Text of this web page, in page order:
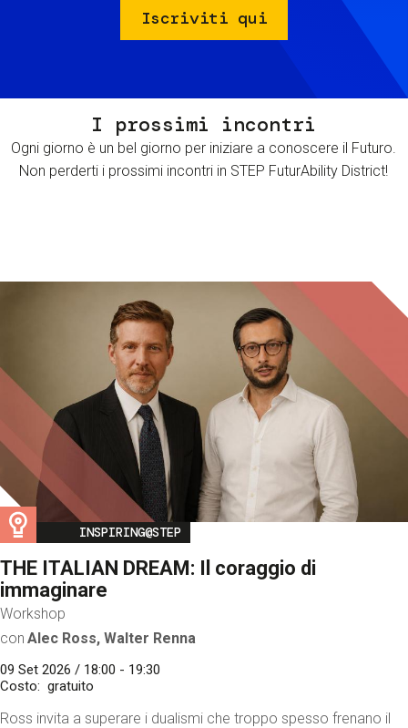
Iscriviti qui
I prossimi incontri
Ogni giorno è un bel giorno per iniziare a conoscere il Futuro.
Non perderti i prossimi incontri in STEP FuturAbility District!
Image
INSPIRING@STEP
THE ITALIAN DREAM: Il coraggio di
immaginare
Workshop
con Alec Ross, Walter Renna
09 Set 2026 / 18:00 - 19:30
Costo
gratuito
Ross invita a superare i dualismi che troppo spesso frenano il